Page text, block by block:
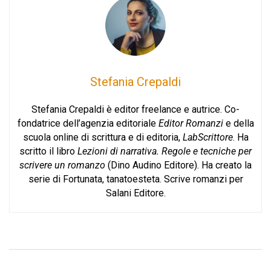
Stefania Crepaldi
Stefania Crepaldi è editor freelance e autrice. Co-
fondatrice dell’agenzia editoriale Editor Romanzie della
scuola online di scrittura e di editoria, LabScrittore. Ha
scritto il libro Lezioni di narrativa. Regole e tecniche per
scrivere un romanzo (Dino Audino Editore). Ha creato la
serie di Fortunata, tanatoesteta. Scrive romanzi per
Salani Editore.